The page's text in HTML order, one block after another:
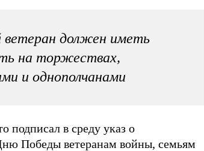
должен иметь
на торжествах,
и однополчанами
подписал в среду указ о
Победы ветеранам войны, семьям